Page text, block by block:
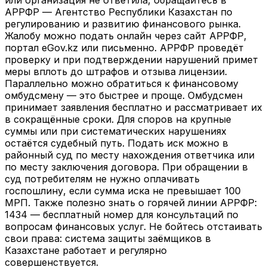
АРРФР — Агентство Республики Казахстан по
регулированию и развитию финансового рынка.
Жалобу можно подать онлайн через сайт АРРФР,
портал eGov.kz или письменно. АРРФР проведёт
проверку и при подтверждении нарушений примет
меры вплоть до штрафов и отзыва лицензии.
Параллельно можно обратиться к финансовому
омбудсмену — это быстрее и проще. Омбудсмен
принимает заявления бесплатно и рассматривает их
в сокращённые сроки. Для споров на крупные
суммы или при систематических нарушениях
остаётся судебный путь. Подать иск можно в
районный суд по месту нахождения ответчика или
по месту заключения договора. При обращении в
суд потребителям не нужно оплачивать
госпошлину, если сумма иска не превышает 100
МРП. Также полезно знать о горячей линии АРРФР:
1434 — бесплатный номер для консультаций по
вопросам финансовых услуг. Не бойтесь отстаивать
свои права: система защиты заёмщиков в
Казахстане работает и регулярно
совершенствуется.